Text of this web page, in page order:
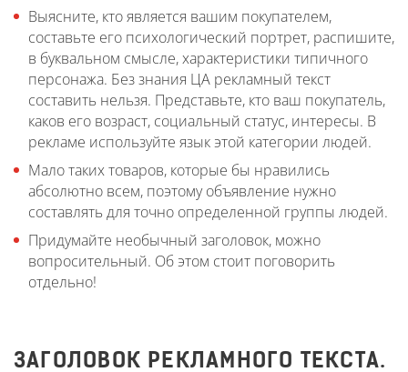
Выясните, кто является вашим покупателем,
составьте его психологический портрет, распишите,
в буквальном смысле, характеристики типичного
персонажа. Без знания ЦА рекламный текст
составить нельзя. Представьте, кто ваш покупатель,
каков его возраст, социальный статус, интересы. В
рекламе используйте язык этой категории людей.
Мало таких товаров, которые бы нравились
абсолютно всем, поэтому объявление нужно
составлять для точно определенной группы людей.
Придумайте необычный заголовок, можно
вопросительный. Об этом стоит поговорить
отдельно!
ЗАГОЛОВОК РЕКЛАМНОГО ТЕКСТА.